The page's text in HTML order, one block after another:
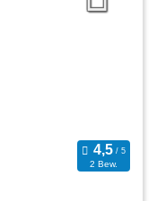
2 Bew.